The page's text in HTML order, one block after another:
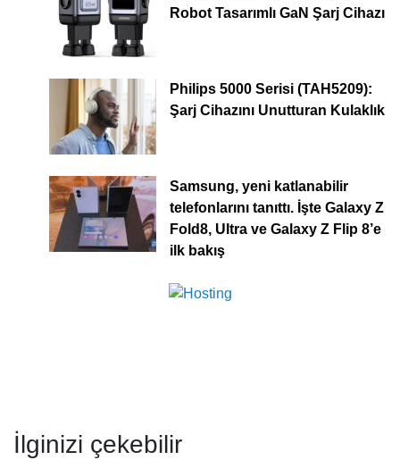
Robot Tasarımlı GaN Şarj Cihazı
Philips 5000 Serisi (TAH5209):
Şarj Cihazını Unutturan Kulaklık
Samsung, yeni katlanabilir
telefonlarını tanıttı. İşte Galaxy Z
Fold8, Ultra ve Galaxy Z Flip 8’e
ilk bakış
İlginizi çekebilir